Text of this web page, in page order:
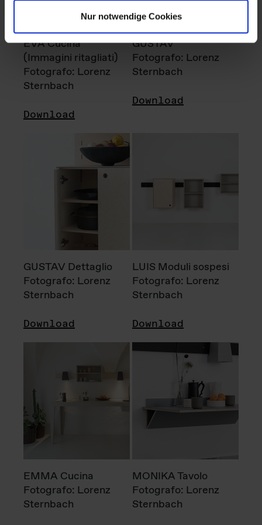
Nur notwendige Cookies
EVA Cucina
(Immagini ritagliati)
Fotografo: Lorenz
Sternbach
Download
GUSTAV
Fotografo: Lorenz
Sternbach
Download
GUSTAV Dettaglio
Fotografo: Lorenz
Sternbach
Download
LUIS Moduli sospesi
Fotografo: Lorenz
Sternbach
Download
EMMA Cucina
Fotografo: Lorenz
Sternbach
MONIKA Tavolo
Fotografo: Lorenz
Sternbach